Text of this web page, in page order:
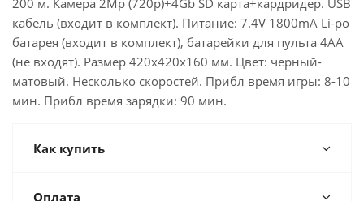
200 м. Камера 2Mp (720р)+4Gb SD карта+кардридер. USB
кабель (входит в комплект). Питание: 7.4V 1800mA Li-po
батарея (входит в комплект), батарейки для пульта 4АА
(не входят). Размер 420х420х160 мм. Цвет: черный-
матовый. Несколько скоростей. Прибл время игры: 8-10
мин. Прибл время зарядки: 90 мин.
Как купить
Оплата